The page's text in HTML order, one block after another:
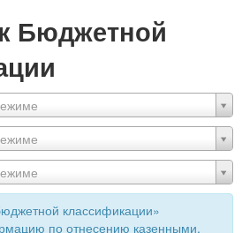
Бюджетной
классификации»
по отнесению казенными,